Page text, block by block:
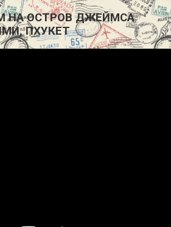
НА ОСТРОВ ДЖЕЙМСА
ПХУКЕТ